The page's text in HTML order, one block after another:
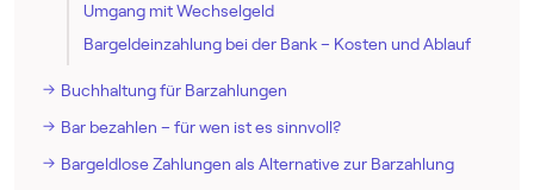
Umgang mit Wechselgeld
Bargeldeinzahlung bei der Bank – Kosten und Ablauf
Buchhaltung für Barzahlungen
Bar bezahlen – für wen ist es sinnvoll?
Bargeldlose Zahlungen als Alternative zur Barzahlung